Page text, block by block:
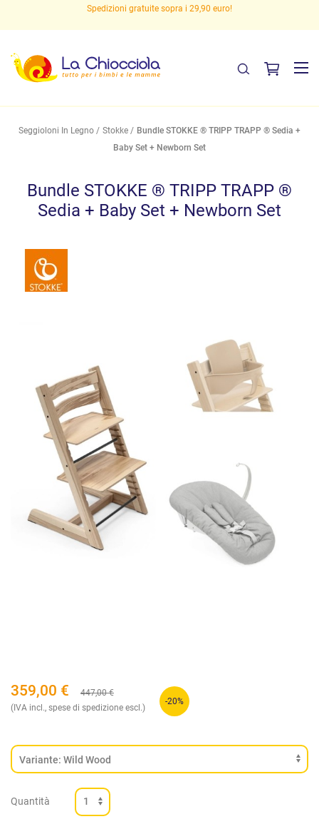
Spedizioni gratuite sopra i 29,90 euro!
Seggioloni In Legno Stokke
Bundle STOKKE ® TRIPP TRAPP ® Sedia +
Baby Set + Newborn Set
Bundle STOKKE ® TRIPP TRAPP ®
Sedia + Baby Set + Newborn Set
359,00 € 447,00€
(IVA incl., spese di spedizione escl.)
-20%
Quantità